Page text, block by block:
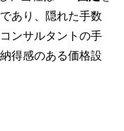
あり、隠れた手数
ンサルタントの手
得感のある価格設